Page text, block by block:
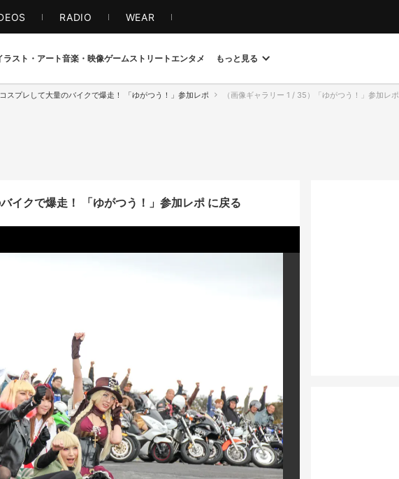
RADIO WEAR
ラスト・アート音楽・映像ゲームストリート エンタメ もっと見る
スプレして大量のバイクで爆走！ 「ゆがつう！」参加レポ （画像ギャラリー 1 / 35）「ゆがつう！」参加レポ
イクで爆走！ 「ゆがつう！」参加レポ に戻る